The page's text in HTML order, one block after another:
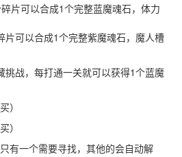
片可以合成1个完整蓝魔魂石，体力
片可以合成1个完整紫魔魂石，魔人槽
挑战，每打通一关就可以获得1个蓝魔
）
）
有一个需要寻找，其他的会自动解